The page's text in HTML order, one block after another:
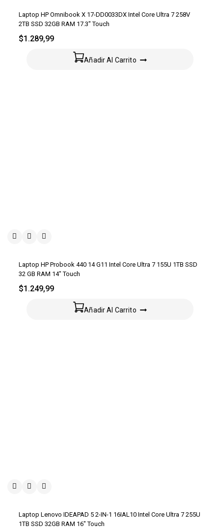
Laptop HP Omnibook X 17-DD0033DX Intel Core Ultra 7 258V
2TB SSD 32GB RAM 17.3″ Touch
$1.289,99
Añadir Al Carrito
Laptop HP Probook 440 14 G11 Intel Core Ultra 7 155U 1TB SSD
32 GB RAM 14″ Touch
$1.249,99
Añadir Al Carrito
Laptop Lenovo IDEAPAD 5 2-IN-1 16IAL10 Intel Core Ultra 7 255U
1TB SSD 32GB RAM 16″ Touch